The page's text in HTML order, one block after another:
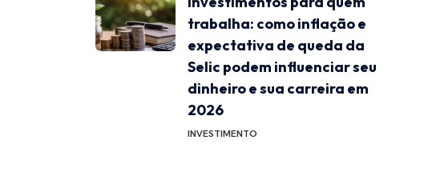
trabalha: como inflação e
expectativa de queda da
Selic podem influenciar seu
dinheiro e sua carreira em
2026
INVESTIMENTO